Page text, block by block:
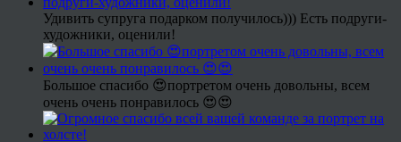
Удивить супруга подарком получилось))) Есть подруги-
художники, оценили!
Большое спасибо 😍портретом очень довольны, всем
очень очень понравилось 😍😍